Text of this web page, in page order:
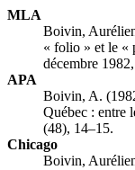
MLA
Boivin,
« folio » et le «
décembre
APA
Boivin, A.
Québec : entre
(48), 14–15.
Chicago
Boivin,